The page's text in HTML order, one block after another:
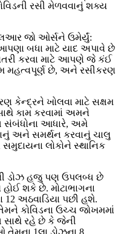
રસી મેળવવાનું શક્ય
જો ઓર્સને ઉમેર્યું:
બધા માટે યાદ અપાવે છે
કરવા માટે આપણે જે કંઈ
મહત્વપૂર્ણ છે, અને રસીકરણ
કેન્દ્રને ખોલવા માટે સક્ષમ
કામ કરવામાં અમને
સંબંધોના આધારે, અમે
અને સમર્થન કરવાનું ચાલુ
લોકોને સ્થાનિક
ડોઝ હજુ પણ ઉપલબ્ધ છે
શકે છે. મોટાભાગના
12 અઠવાડિયા પછી હશે.
કોવિડના ઉચ્ચ જોખમમાં
રહે છે કે જેની